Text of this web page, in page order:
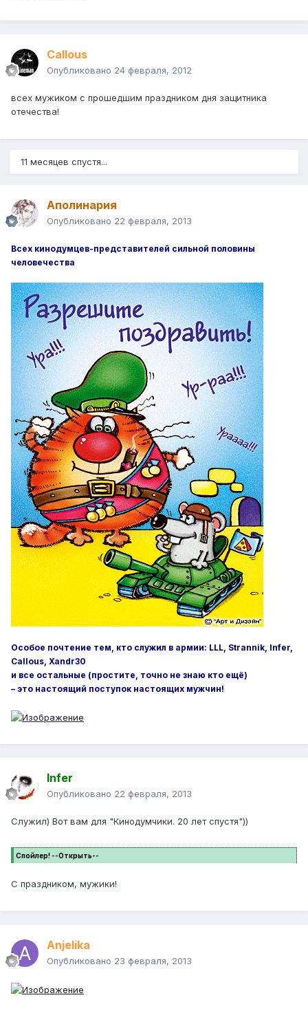
Callous
Опубликовано 24 февраля, 2012
всех мужиком с прошедшим праздником дня защитника
отечества!
11 месяцев спустя...
Аполинария
Опубликовано 22 февраля, 2013
Всех кинодумцев-представителей сильной половины
человечества
Особое почтение тем, кто служил в армии: LLL, Strannik, Infer,
Callous, Xandr30
и все остальные (простите, точно не знаю кто ещё)
– это настоящий поступок настоящих мужчин!
Infer
Опубликовано 22 февраля, 2013
Служил) Вот вам для "Кинодумчики. 20 лет спустя"))
Спойлер! --Открыть--
С праздником, мужики!
Anjelika
Опубликовано 23 февраля, 2013